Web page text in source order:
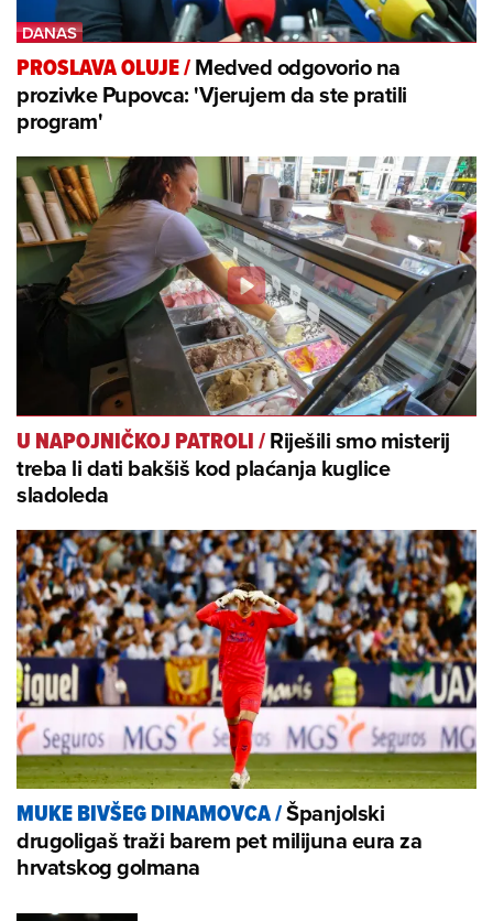
PROSLAVA OLUJE/Medved odgovorio na
prozivke Pupovca: 'Vjerujem da ste pratili
program'
U NAPOJNIČKOJ PATROLI/Riješili smo misterij
treba li dati bakšiš kod plaćanja kuglice
sladoleda
MUKE BIVŠEG DINAMOVCA/Španjolski
drugoligaš traži barem pet milijuna eura za
hrvatskog golmana